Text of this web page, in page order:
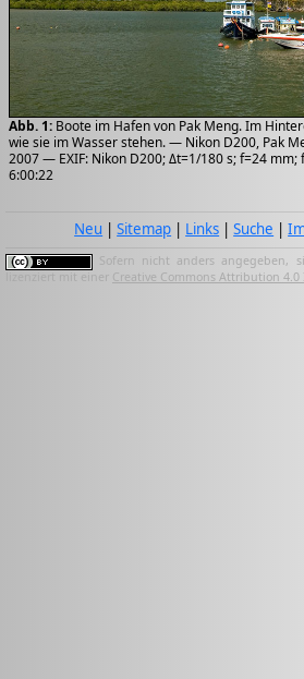
Abb. 1: Boote im Hafen von Pak Meng. Im
wie sie im Wasser stehen. — Nikon D200, Pak
2007 — EXIF: Nikon D200; Δt=1/180 s; f=24 mm;
6:00:22
Neu |Sitemap | Links |Suche |
Sofern nicht anders angegeben,
lizenziert mit einer Creative Commons Attribution